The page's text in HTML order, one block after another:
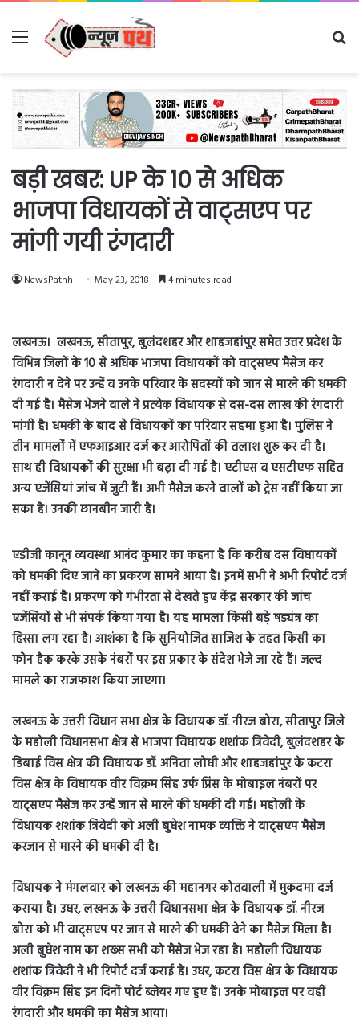
Menu
बड़ी खबर: UP के 10 से अधिक
भाजपा विधायकों से वाट्सएप पर
मांगी गयी रंगदारी
NewsPathh May 23, 2018 4 minutes read
लखनऊ। लखनऊ, सीतापुर, बुलंदशहर और शाहजहांपुर समेत उत्तर प्रदेश के
विभिन्न जिलों के 10 से अधिक भाजपा विधायकों को वाट्सएप मैसेज कर
रंगदारी न देने पर उन्हें व उनके परिवार के सदस्यों को जान से मारने की धमकी
दी गई है। मैसेज भेजने वाले ने प्रत्येक विधायक से दस-दस लाख की रंगदारी
मांगी है। धमकी के बाद से विधायकों का परिवार सहमा हुआ है। पुलिस ने
तीन मामलों में एफआइआर दर्ज कर आरोपितों की तलाश शुरू कर दी है।
साथ ही विधायकों की सुरक्षा भी बढ़ा दी गई है। एटीएस व एसटीएफ सहित
अन्य एजेंसियां जांच में जुटी हैं। अभी मैसेज करने वालों को ट्रेस नहीं किया जा
सका है। उनकी छानबीन जारी है।
एडीजी कानून व्यवस्था आनंद कुमार का कहना है कि करीब दस विधायकों
को धमकी दिए जाने का प्रकरण सामने आया है। इनमें सभी ने अभी रिपोर्ट दर्ज
नहीं कराई है। प्रकरण को गंभीरता से देखते हुए केंद्र सरकार की जांच
एजेंसियों से भी संपर्क किया गया है। यह मामला किसी बड़े षड्यंत्र का
हिस्सा लग रहा है। आशंका है कि सुनियोजित साजिश के तहत किसी का
फोन हैक करके उसके नंबरों पर इस प्रकार के संदेश भेजे जा रहे हैं। जल्द
मामले का राजफाश किया जाएगा।
लखनऊ के उत्तरी विधान सभा क्षेत्र के विधायक डॉ. नीरज बोरा, सीतापुर जिले
के महोली विधानसभा क्षेत्र से भाजपा विधायक शशांक त्रिवेदी, बुलंदशहर के
डिबाई विस क्षेत्र की विधायक डॉ. अनिता लोधी और शाहजहांपुर के कटरा
विस क्षेत्र के विधायक वीर विक्रम सिंह उर्फ प्रिंस के मोबाइल नंबरों पर
वाट्सएप मैसेज कर उन्हें जान से मारने की धमकी दी गई। महोली के
विधायक शशांक त्रिवेदी को अली बुधेश नामक व्यक्ति ने वाट्सएप मैसेज
करजान से मारने की धमकी दी है।
विधायक ने मंगलवार को लखनऊ की महानगर कोतवाली में मुकदमा दर्ज
कराया है। उधर, लखनऊ के उत्तरी विधानसभा क्षेत्र के विधायक डॉ. नीरज
बोरा को भी वाट्सएप पर जान से मारने की धमकी देने का मैसेज मिला है।
अली बुधेश नाम का शख्स सभी को मैसेज भेज रहा है। महोली विधायक
शशांक त्रिवेदी ने भी रिपोर्ट दर्ज कराई है। उधर, कटरा विस क्षेत्र के विधायक
वीर विक्रम सिंह इन दिनों पोर्ट ब्लेयर गए हुए हैं। उनके मोबाइल पर वहीं
रंगदारी और धमकी का मैसेज आया।